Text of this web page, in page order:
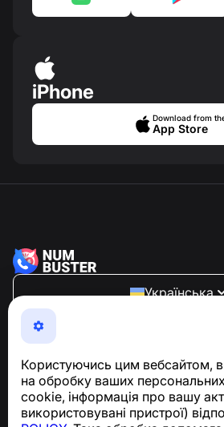
Користуючись цим вебсайтом,
на обробку ваших
cookie, інформація про вашу
використовувані пристрої)
iPhone
Download from
App Store
Українська
NumBuster © 2013—2026 ·
Зручний додаток, що захищає
З питань відповідності GDPR:
support@numbuster.com